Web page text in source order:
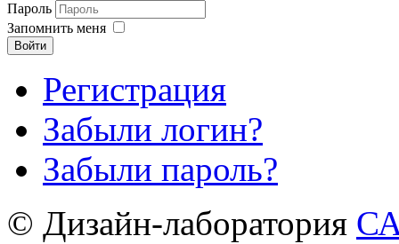
Пароль
Запомнить меня
Войти
Регистрация
Забыли логин?
Забыли пароль?
© Дизайн-лаборатория